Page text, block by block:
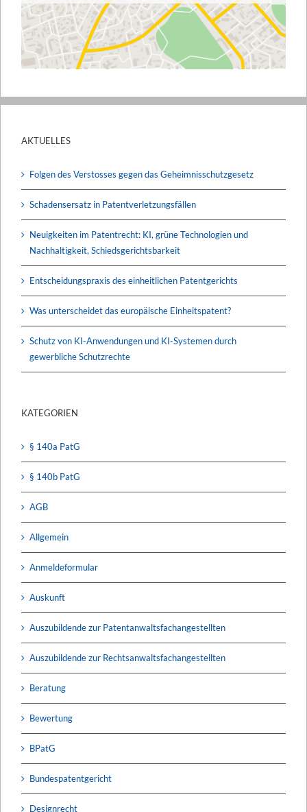
AKTUELLES
Folgen des Verstosses gegen das Geheimnisschutzgesetz
Schadensersatz in Patentverletzungsfällen
Neuigkeiten im Patentrecht: KI, grüne Technologien und
Nachhaltigkeit, Schiedsgerichtsbarkeit
Entscheidungspraxis des einheitlichen Patentgerichts
Was unterscheidet das europäische Einheitspatent?
Schutz von KI-Anwendungen und KI-Systemen durch
gewerbliche Schutzrechte
KATEGORIEN
§ 140a PatG
§ 140b PatG
AGB
Allgemein
Anmeldeformular
Auskunft
Auszubildende zur Patentanwaltsfachangestellten
Auszubildende zur Rechtsanwaltsfachangestellten
Beratung
Bewertung
BPatG
Bundespatentgericht
Designrecht